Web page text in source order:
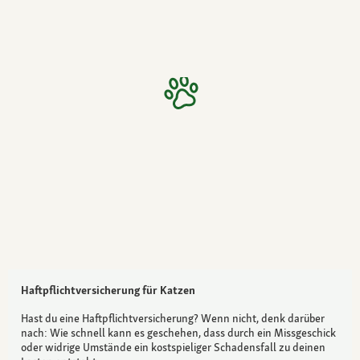
Haftpflichtversicherung für Katzen
Hast du eine Haftpflichtversicherung? Wenn nicht, denk darüber
nach: Wie schnell kann es geschehen, dass durch ein Missgeschick
oder widrige Umstände ein kostspieliger Schadensfall zu deinen